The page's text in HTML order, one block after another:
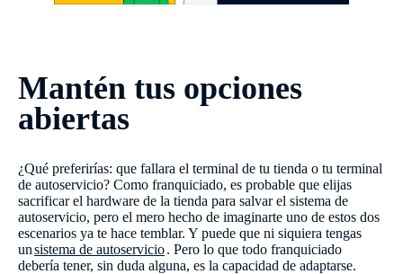
Mantén tus opciones
abiertas
¿Qué preferirías: que fallara el terminal de tu tienda o tu terminal
de autoservicio? Como franquiciado, es probable que elijas
sacrificar el hardware de la tienda para salvar el sistema de
autoservicio, pero el mero hecho de imaginarte uno de estos dos
escenarios ya te hace temblar. Y puede que ni siquiera tengas
unsistema de autoservicio. Pero lo que todo franquiciado
debería tener, sin duda alguna, es la capacidad de adaptarse.